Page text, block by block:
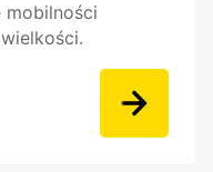
mobilności